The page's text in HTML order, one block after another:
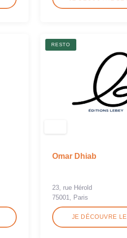
RESTO
Omar Dhiab
23, rue Hérold
75001, Paris
JE DÉCOUVRE